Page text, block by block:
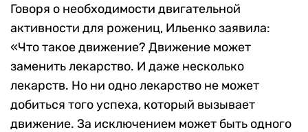
Говоря о необходимости двигательной
активности для рожениц, Ильенко заявила:
«Что такое движение? Движение может
заменить лекарство. И даже несколько
лекарств. Но ни одно лекарство не может
добиться того успеха, который вызывает
движение. За исключением может быть одного